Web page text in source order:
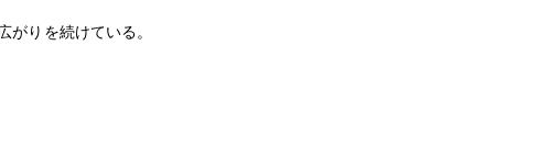
りを続けている。